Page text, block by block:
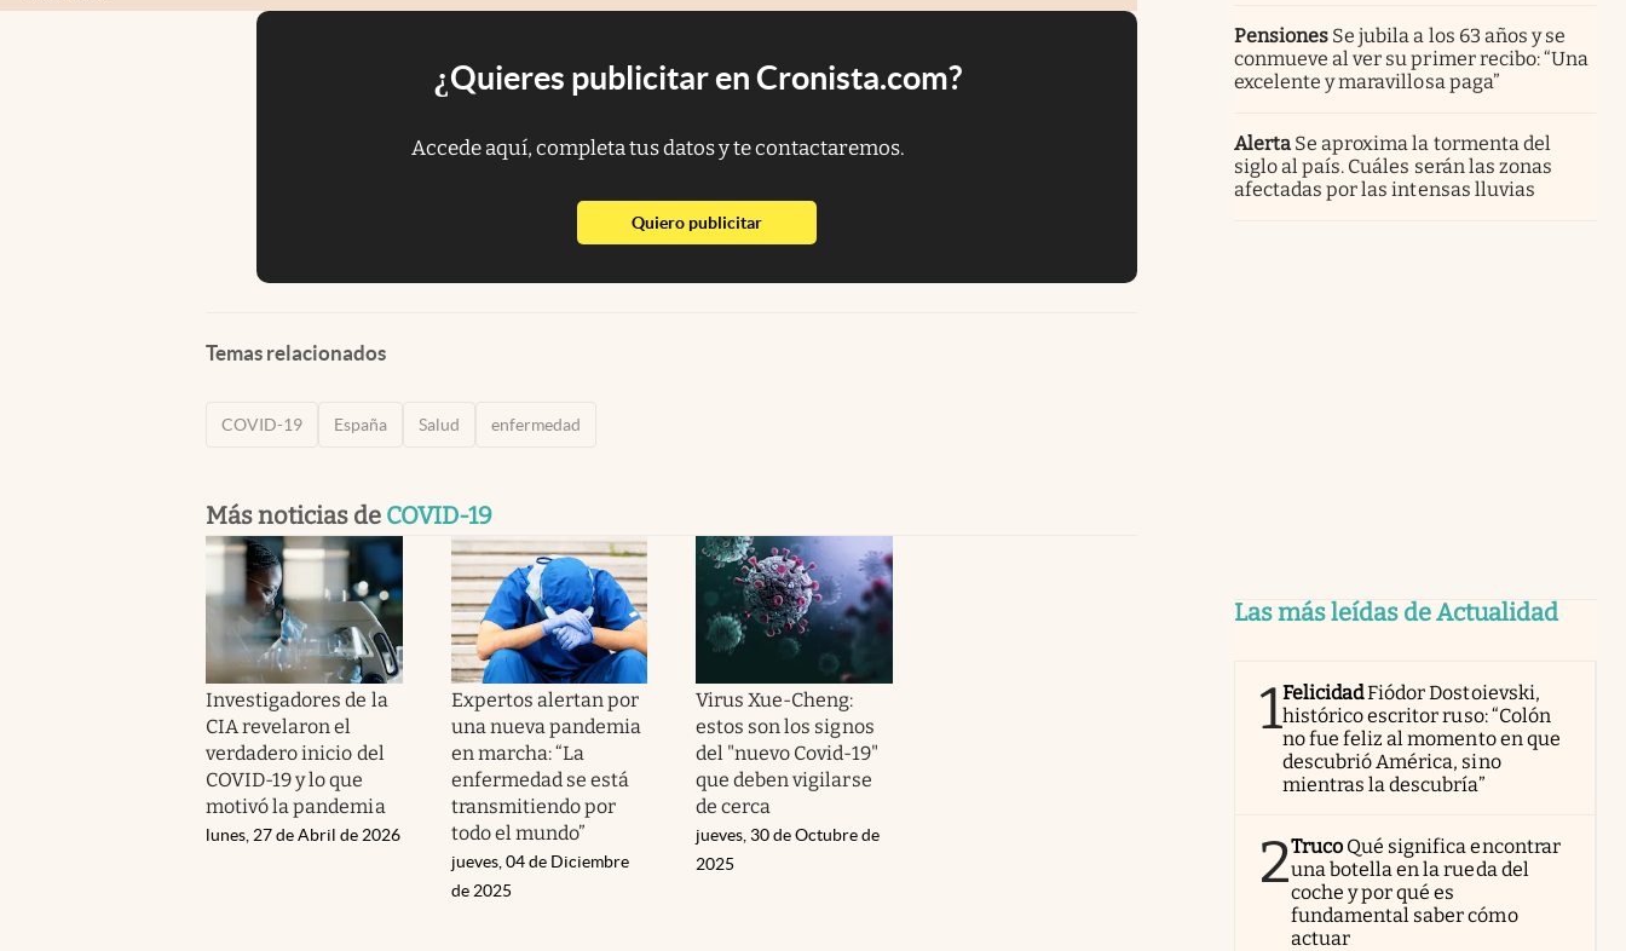
¿Quieres publicitar en Cronista.com?
Accede aquí, completa tus datos y te contactaremos.
Quiero publicitarabre en nueva pestaña
Temas relacionados
COVID-19 España Salud enfermedad
Más noticias de COVID-19
Investigadores de la
CIA revelaron el
verdadero inicio del
COVID-19 y lo que
motivó la pandemia
lunes, 27 de Abril de 2026
Expertos alertan por
una nueva pandemia
en marcha: “La
enfermedad se está
transmitiendo por
todo el mundo”
jueves, 04 de Diciembre
de 2025
Virus Xue-Cheng:
estos son los signos
del "nuevo Covid-19"
que deben vigilarse
de cerca
jueves, 30 de Octubre de
2025
Pensiones Se jubila a los 63 años y se
conmueve al ver su primer recibo: “Una
excelente y maravillosa paga”
Alerta Se aproxima la tormenta del
siglo al país. Cuáles serán las zonas
afectadas por las intensas lluvias
Las más leídas de Actualidad
1FelicidadFiódor Dostoievski,
histórico escritor ruso: “Colón
no fue feliz al momento en que
descubrió América, sino
mientras la descubría”
2Truco Qué significa encontrar
una botella en la rueda del
coche y por qué es
fundamental saber cómo
actuar